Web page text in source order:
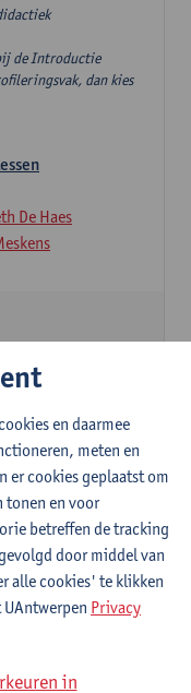
de Introductie
dan kies
De Haes
Bogaert
Morard
Prinsen
met oefenlessen
en daarmee
meten en
er cookies geplaatst om
tonen en voor
betreffen de tracking
door middel van
alle cookies' te klikken
Privacy
in